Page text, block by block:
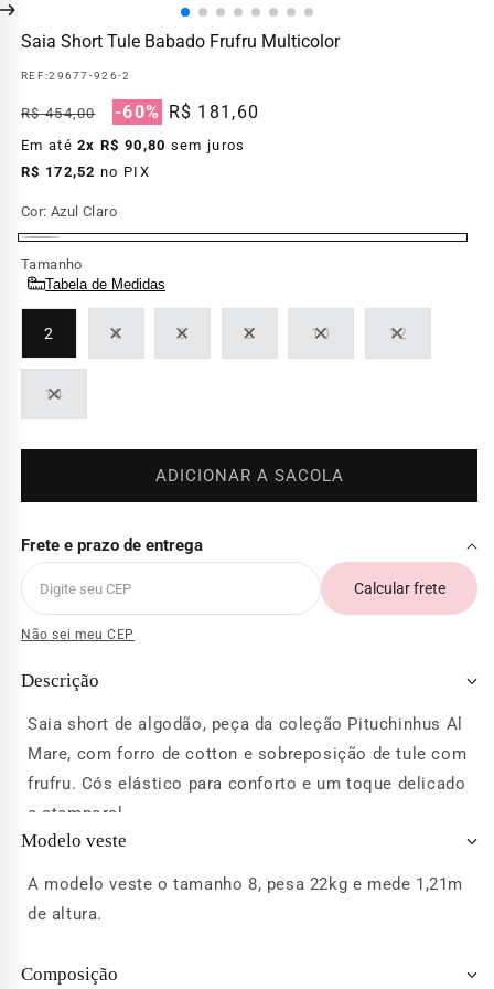
Saia Short Tule Babado Frufru Multicolor
REF:29677-926-2
Preço
normal
R$ 454,00
Preço
promocional
-60% R$ 181,60
Em até2x R$ 90,80 sem juros
R$ 172,52 no PIX
Cor: Azul Claro
Claro
Tamanho
Tabela de Medidas
2
4
esgotada
6
esgotada
8
esgotada
10
esgotada
12
esgotada
14
esgotada
indisponível
ADICIONAR A SACOLA
Frete e prazo de entrega
Calcular frete
Não sei meu CEP
Descrição
Saia short de algodão, peça da coleção Pituchinhus Al
Mare, com forro de cotton e sobreposição de tule com
frufru. Cós elástico para conforto e um toque delicado
e atemporal.
Modelo veste
A modelo veste o tamanho 8, pesa 22kg e mede 1,21m
de altura.
Composição